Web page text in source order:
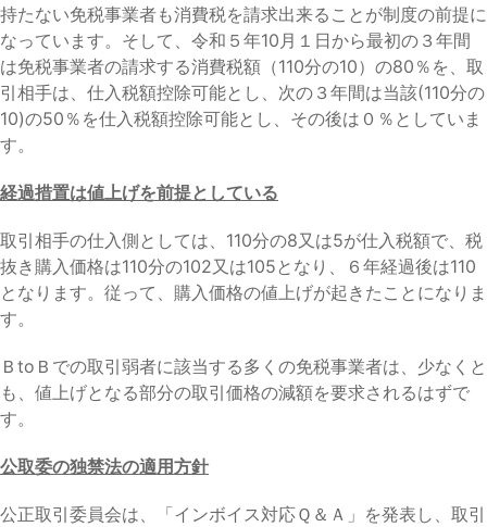
持たない免税事業者も消費税を請求出来ることが制度の前提に
なっています。そして、令和５年10月１日から最初の３年間
は免税事業者の請求する消費税額（110分の10）の80％を、取
引相手は、仕入税額控除可能とし、次の３年間は当該(110分の
10)の50％を仕入税額控除可能とし、その後は０％としていま
す。
経過措置は値上げを前提としている
取引相手の仕入側としては、110分の8又は5が仕入税額で、税
抜き購入価格は110分の102又は105となり、６年経過後は110
となります。従って、購入価格の値上げが起きたことになりま
す。
ＢtoＢでの取引弱者に該当する多くの免税事業者は、少なくと
も、値上げとなる部分の取引価格の減額を要求されるはずで
す。
公取委の独禁法の適用方針
公正取引委員会は、「インボイス対応Ｑ＆Ａ」を発表し、取引